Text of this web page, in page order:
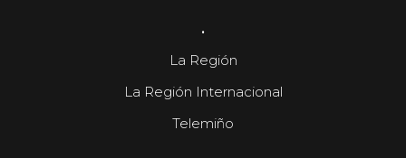
.
La Región
La Región Internacional
Telemiño